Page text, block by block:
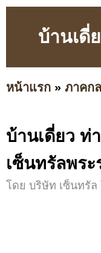
บ้านเดี่
หน้าแรก » ภาคก
บ้านเดี่ยว ท่
เซ็นทรัลพระ
โดย บริษัท เซ็นทรัล